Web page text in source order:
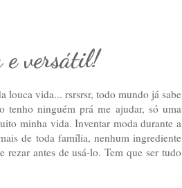
e versátil!
louca vida... rsrsrsr, todo mundo já sabe
ninguém prá me ajudar, só uma
minha vida. Inventar moda durante a
de toda família, nenhum ingrediente
antes de usá-lo. Tem que ser tudo